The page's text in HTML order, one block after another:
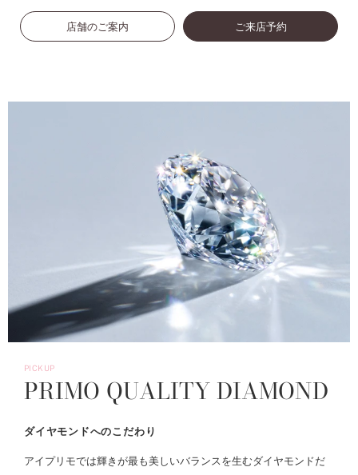
店舗のご案内 ご来店予約
PICKUP
PRIMO QUALITY DIAMOND
ダイヤモンドへのこだわり
アイプリモでは輝きが最も美しいバランスを生むダイヤモンドだ